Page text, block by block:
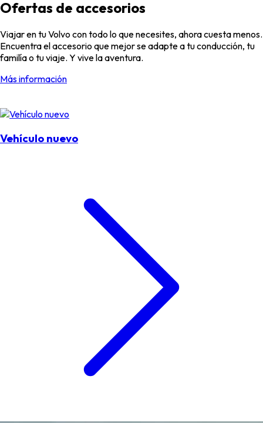
Ofertas de accesorios
Viajar en tu Volvo con todo lo que necesites, ahora cuesta menos.
Encuentra el accesorio que mejor se adapte a tu conducción, tu
familía o tu viaje. Y vive la aventura.
Más información
Vehículo nuevo